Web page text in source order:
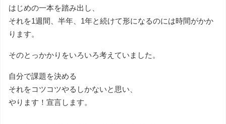
はじめの一本を踏み出し、
それを1週間、半年、1年と続けて形になるのには時間がかか
ります。
そのとっかかりをいろいろ考えていました。
自分で課題を決める
それをコツコツやるしかないと思い、
やります！宣言します。